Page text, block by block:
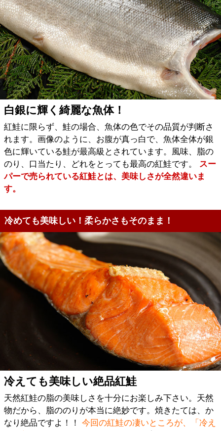
白銀に輝く綺麗な魚体！
紅鮭に限らず、鮭の場合、魚体の色でその品質が判断さ
れます。画像のように、お腹が真っ白で、魚体全体が銀
色に輝いている鮭が最高級とされています。風味、脂の
のり、口当たり、どれをとっても最高の紅鮭です。
スー
パーで売られている紅鮭とは、美味しさが全然違いま
す。
冷めても美味しい！柔らかさもそのまま！
冷えても美味しい絶品紅鮭
天然紅鮭の脂の美味しさを十分にお楽しみ下さい。天然
物だから、脂ののりが本当に絶妙です。焼きたては、か
なり絶品ですよ！！ 今回の紅鮭の凄いところが、「冷え